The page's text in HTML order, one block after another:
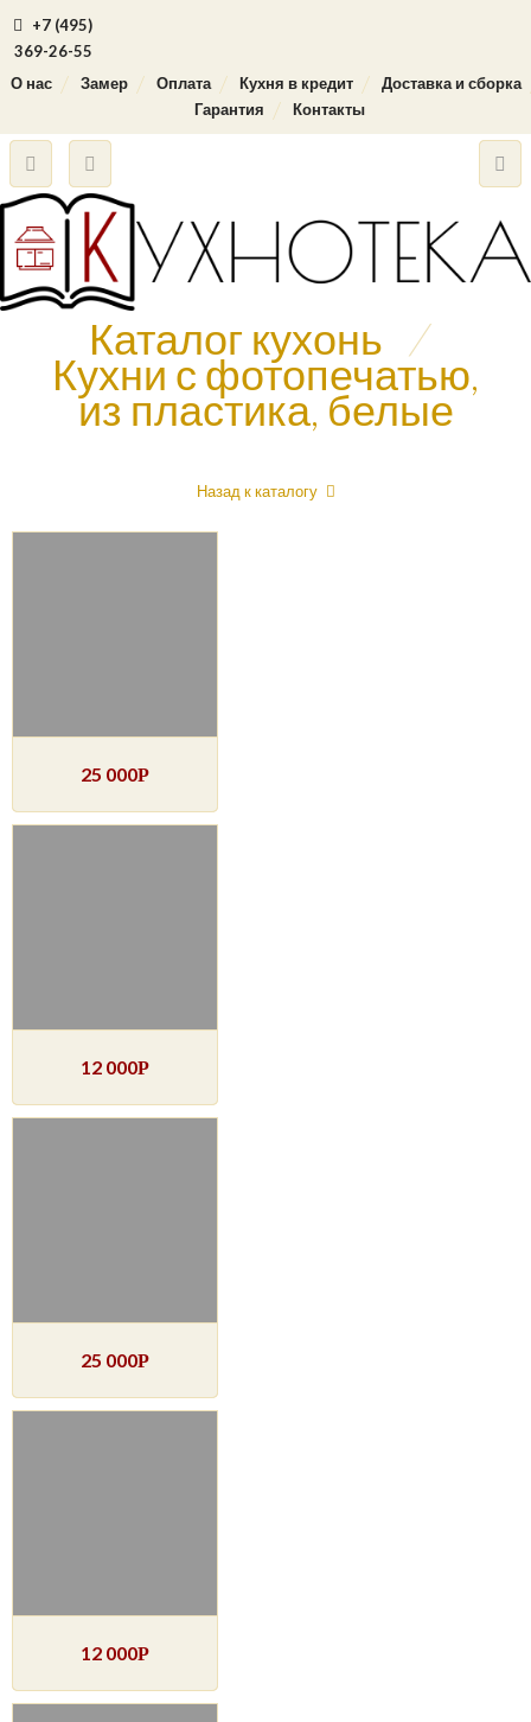
+7 (495)
369-26-55
О нас
Замер Оплата Кухня в кредит
Доставка и сборка
Гарантия
Контакты
Каталог кухонь /
Кухни с фотопечатью,
из пластика, белые
Назад к каталогу
25 000Р
12 000Р
25 000Р
12 000Р